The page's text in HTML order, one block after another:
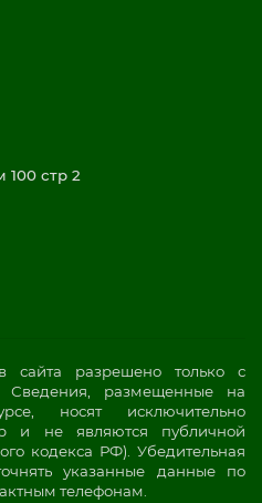
стр 2
сайта разрешено только с
Сведения, размещенные на
носят исключительно
и не являются публичной
кодекса РФ). Убедительная
указанные данные по
телефонам.